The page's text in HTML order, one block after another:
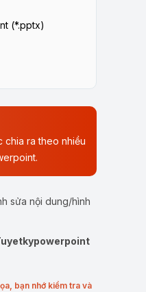
(*.pptx)
chia ra theo nhiều
sửa nội dung/hình
bạn nhớ kiểm tra và